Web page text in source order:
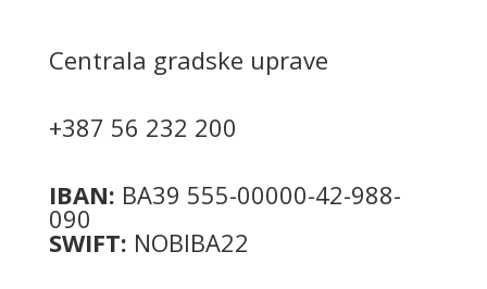
Centrala gradske uprave
+387 56 232 200
IBAN: BA39 555-00000-42-988-
090
SWIFT: NOBIBA22